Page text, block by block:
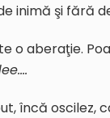
inimă şi fără
o aberaţie.
încă oscilez,